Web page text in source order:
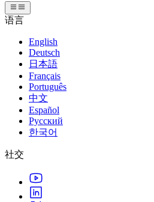
Unity 引擎
为任何平台构建2D和3D游戏
协作
与团队协作并快速迭代
下载 Unity
计划和定价
部署
探索 Unity 支持的超过 25 个平台
常态化运营
游戏上线后的数据洞察与常态化运营
3D协作
实时构建和审查3D项目
沉浸式培训
在沉浸式环境中培训
客户体验
创建互动3D体验
行业
实现运营卓越
零售
将店内体验转化为在线体验
文档
官方用户手册和API参考
开发者工具
发布版本和问题跟踪器
路线图
查看即将推出的功能
技术术语库
案例分析
讨论
讨论、解决问题和连接
事件
全球和本地活动
社区故事
Made with Unity
展示Unity创作者
直播活动
Unity奖项
Unity Learn
免费掌握Unity技能
专业培训
通过Unity培训师提升您的团队
Unity新手
准备开始
开始您的学习
你是Unity 新手？开始您的旅程
使用指南
可操作的技巧和最佳实践
获取帮助
帮助您在Unity中取得成功
成功计划
通过专家支持更快实现目标
常见问题解答
常见问题解答
联系我们
语言
English
Deutsch
日本語
Français
Português
中文
Español
Русский
한국어
社交